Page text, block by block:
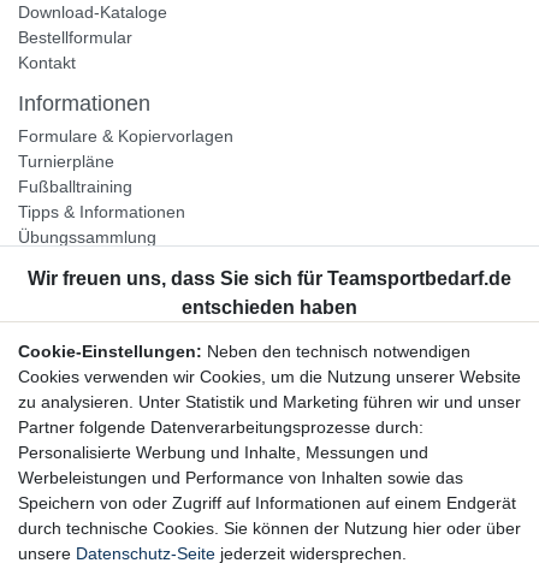
Download-Kataloge
Bestellformular
Kontakt
Informationen
Formulare & Kopiervorlagen
Turnierpläne
Fußballtraining
Tipps & Informationen
Übungssammlung
Unternehmen
Widerrufsrecht
Bestellung widerrufen
Datenschutzerklärung
AGB
Impressum
Newsletter
Cookie-Einstellungen: Neben den technisch notwendigen
Cookies verwenden wir Cookies, um die Nutzung unserer Website
zu analysieren. Unter Statistik und Marketing führen wir und unser
Partner folgende Datenverarbeitungsprozesse durch:
Personalisierte Werbung und Inhalte, Messungen und
Werbeleistungen und Performance von Inhalten sowie das
Speichern von oder Zugriff auf Informationen auf einem Endgerät
durch technische Cookies. Sie können der Nutzung hier oder über
unsere Datenschutz-Seite jederzeit widersprechen.